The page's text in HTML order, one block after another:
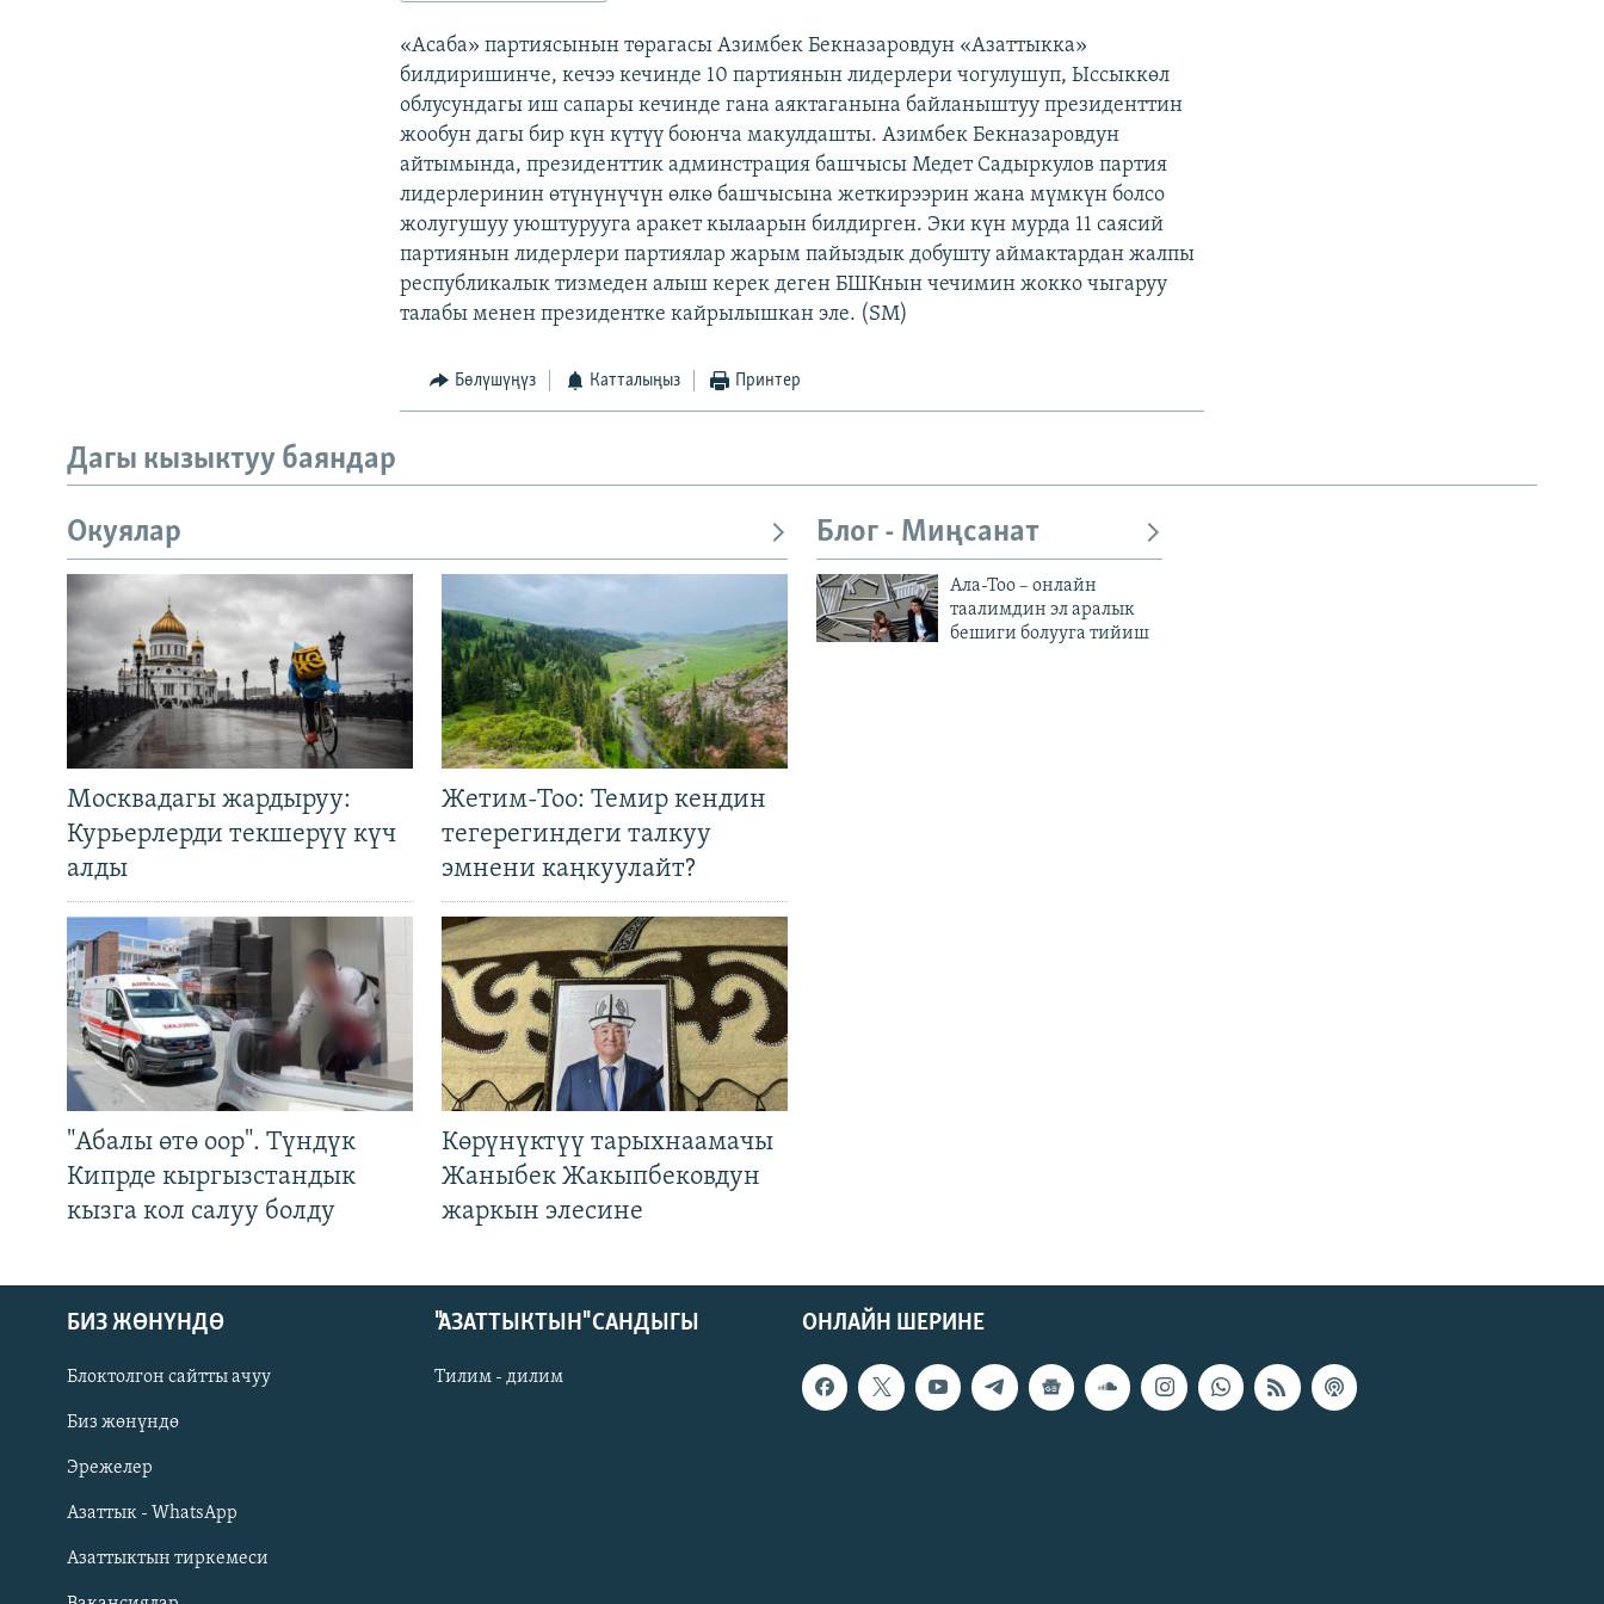
Русский
ОНЛАЙН ШЕРИНЕ
«Асаба» партиясынын төрагасы Азимбек Бекназаровдун «Азаттыкка»
билдиришинче, кечээ кечинде 10 партиянын лидерлери чогулушуп, Ыссыккөл
облусундагы иш сапары кечинде гана аяктаганына байланыштуу президенттин
жообун дагы бир күн күтүү боюнча макулдашты. Азимбек Бекназаровдун
айтымында, президенттик админстрация башчысы Медет Садыркулов партия
лидерлеринин өтүнүнүчүн өлкө башчысына жеткирээрин жана мүмкүн болсо
жолугушуу уюштурууга аракет кылаарын билдирген. Эки күн мурда 11 саясий
партиянын лидерлери партиялар жарым пайыздык добушту аймактардан жалпы
республикалык тизмеден алыш керек деген БШКнын чечимин жокко чыгаруу
талабы менен президентке кайрылышкан эле. (SM)
Бөлүшүңүз Катталыңыз Принтер
Дагы кызыктуу баяндар
Окуялар
Москвадагы жардыруу:
Курьерлерди текшерүү күч
алды
Жетим-Тоо: Темир кендин
тегерегиндеги талкуу
эмнени каңкуулайт?
"Абалы өтө оор". Түндүк
Кипрде кыргызстандык
кызга кол салуу болду
Көрүнүктүү тарыхнаамачы
Жаныбек Жакыпбековдун
жаркын элесине
Блог - Миңсанат
Ала-Тоо – онлайн
таалимдин эл аралык
бешиги болууга тийиш
ОНЛАЙН ШЕРИНЕ
БИЗ ЖӨНҮНДӨ
Блоктолгон сайтты ачуу
Биз жөнүндө
Эрежелер
Азаттык - WhatsApp
Азаттыктын тиркемеси
"АЗАТТЫКТЫН" САНДЫГЫ
Тилим - дилим